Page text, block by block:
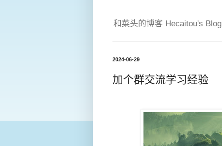
和菜头的博客 Hecaitou's Blog
2024-06-29
加个群交流学习经验